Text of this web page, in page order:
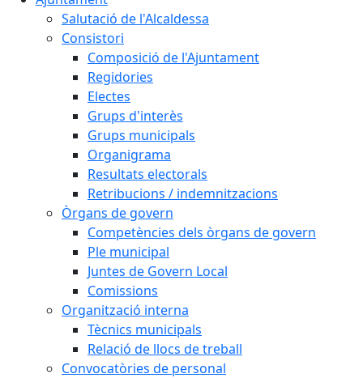
Salutació de l'Alcaldessa
Consistori
Composició de l'Ajuntament
Regidories
Electes
Grups d'interès
Grups municipals
Organigrama
Resultats electorals
Retribucions / indemnitzacions
Òrgans de govern
Competències dels òrgans de govern
Ple municipal
Juntes de Govern Local
Comissions
Organització interna
Tècnics municipals
Relació de llocs de treball
Convocatòries de personal